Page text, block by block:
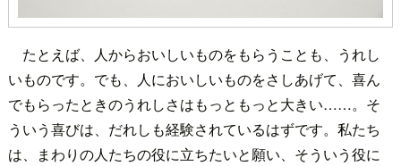
たとえば、人からおいしいものをもらうことも、うれし
いものです。でも、人においしいものをさしあげて、喜ん
でもらったときのうれしさはもっともっと大きい……。そ
ういう喜びは、だれしも経験されているはずです。私たち
は、まわりの人たちの役に立ちたいと願い、そういう役に